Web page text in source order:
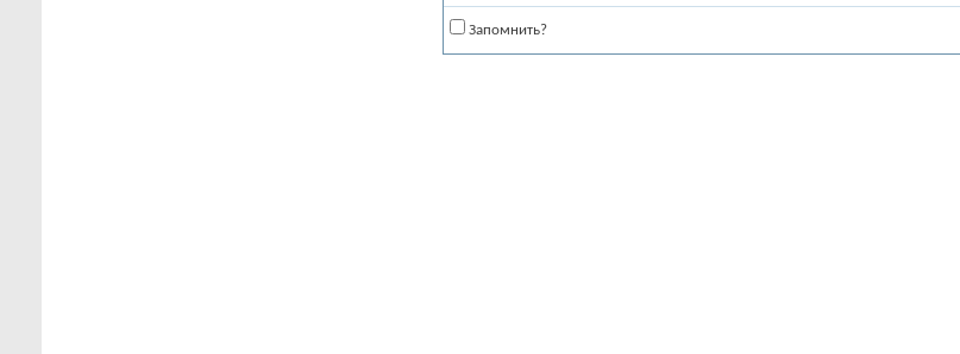
Запомнить?